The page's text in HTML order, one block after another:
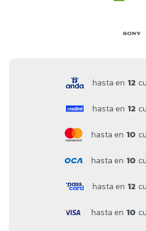
hasta en 12
hasta en 12
hasta en 10
hasta en 10
hasta en 12
hasta en 10